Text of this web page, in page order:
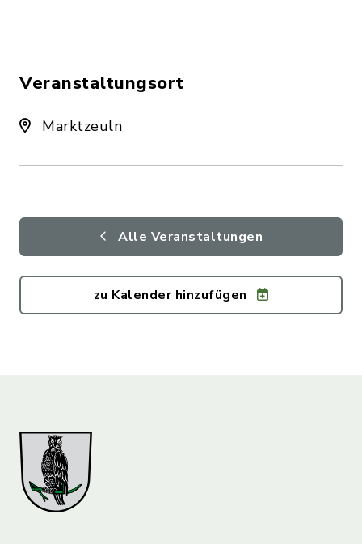
Veranstaltungsort
Marktzeuln
Alle Veranstaltungen
zu Kalender hinzufügen